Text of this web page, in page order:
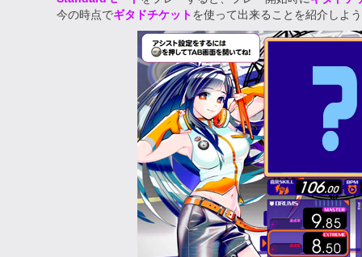
今の時点でギタドチケットを使って出来ることを紹介しよ